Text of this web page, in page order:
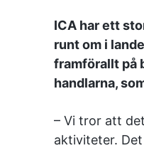
ICA har ett
runt om i
framförallt på
handlarna,
– Vi tror att
aktiviteter.